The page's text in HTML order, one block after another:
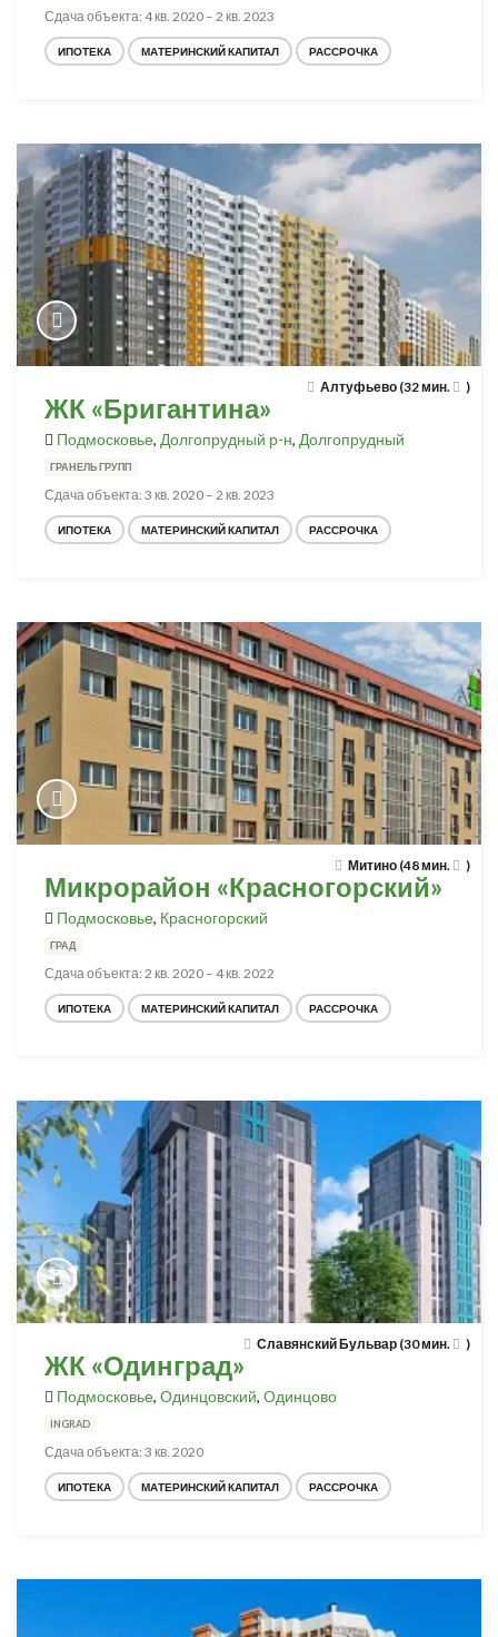
Сдача объекта: 4 кв. 2020 – 2 кв. 2023
ИПОТЕКА МАТЕРИНСКИЙ КАПИТАЛ РАССРОЧКА
Алтуфьево (32 мин. )
ЖК «Бригантина»
Подмосковье, Долгопрудный р-н, Долгопрудный
ГРАНЕЛЬ ГРУПП
Сдача объекта: 3 кв. 2020 – 2 кв. 2023
ИПОТЕКА МАТЕРИНСКИЙ КАПИТАЛ РАССРОЧКА
Митино (48 мин. )
Микрорайон «Красногорский»
Подмосковье, Красногорский
ГРАД
Сдача объекта: 2 кв. 2020 – 4 кв. 2022
ИПОТЕКА МАТЕРИНСКИЙ КАПИТАЛ РАССРОЧКА
Славянский Бульвар (30 мин. )
ЖК «Одинград»
Подмосковье, Одинцовский, Одинцово
INGRAD
Сдача объекта: 3 кв. 2020
ИПОТЕКА МАТЕРИНСКИЙ КАПИТАЛ РАССРОЧКА